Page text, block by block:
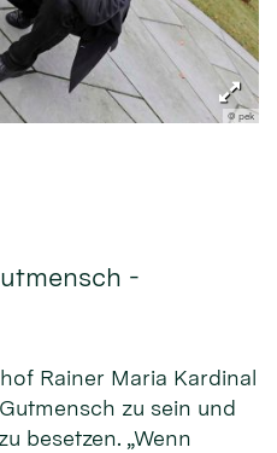
© pek
-
Rainer Maria Kardinal
zu sein und
besetzen. „Wenn